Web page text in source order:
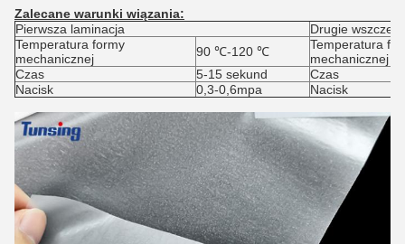
Zalecane warunki wiązania:
Pierwsza laminacja
Drugie
Temperatura formy
mechanicznej
90 ℃-120 ℃
Temperatura
mechanicznej
Czas
5-15 sekund
Czas
Nacisk
0,3-0,6mpa Nacisk